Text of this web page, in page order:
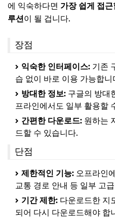
에 익숙하다면 가장 쉽게 접
루션이 될 겁니다.
장점
익숙한 인터페이스: 기존
습 없이 바로 이용 가능합니
방대한 정보: 구글의 방대
프라인에서도 일부 활용할
간편한 다운로드: 원하는
드할 수 있습니다.
단점
제한적인 기능: 오프라인
교통 경로 안내 등 일부 고
기간 제한: 다운로드한 지
되어 다시 다운로드해야 합